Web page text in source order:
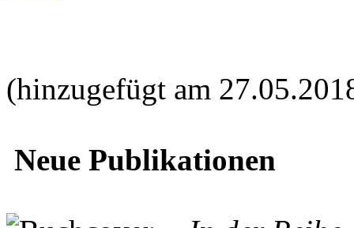
(hinzugefügt am
Neue Publikationen